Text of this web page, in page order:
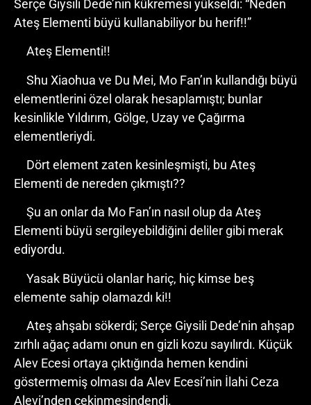
Serçe Giysili Dede’nin kükremesi yükseldi: “Neden
Ateş Elementi büyü kullanabiliyor bu herif!!”
Ateş Elementi!!
Shu Xiaohua ve Du Mei, Mo Fan’ın kullandığı büyü
elementlerini özel olarak hesaplamıştı; bunlar
kesinlikle Yıldırım, Gölge, Uzay ve Çağırma
elementleriydi.
Dört element zaten kesinleşmişti, bu Ateş
Elementi de nereden çıkmıştı??
Şu an onlar da Mo Fan’ın nasıl olup da Ateş
Elementi büyü sergileyebildiğini deliler gibi merak
ediyordu.
Yasak Büyücü olanlar hariç, hiç kimse beş
elemente sahip olamazdı ki!!
Ateş ahşabı sökerdi; Serçe Giysili Dede’nin ahşap
zırhlı ağaç adamı onun en gizli kozu sayılırdı. Küçük
Alev Ecesi ortaya çıktığında hemen kendini
göstermemiş olması da Alev Ecesi’nin İlahi Ceza
Alevi’nden çekinmesindendi.